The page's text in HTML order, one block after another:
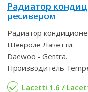
Радиатор
ресивером
Радиатор
Шевроле Лачетти.
Daewoo - Gentra.
Производитель
Lacetti 1.6 /